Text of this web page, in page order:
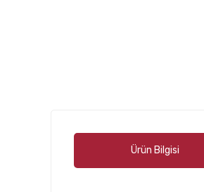
Ürün Bilgisi